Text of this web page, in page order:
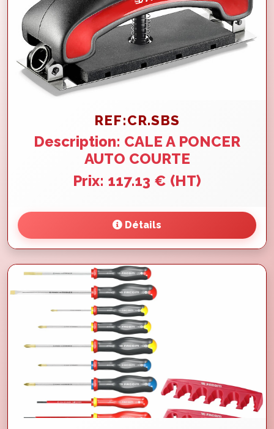
REF:CR.SBS
Description: CALE A PONCER
AUTO COURTE
Prix: 117.13 € (HT)
Détails